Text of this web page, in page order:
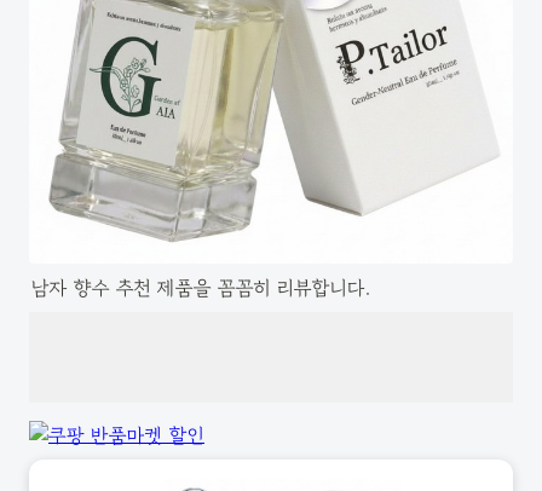
남자 향수 추천 제품을 꼼꼼히 리뷰합니다.